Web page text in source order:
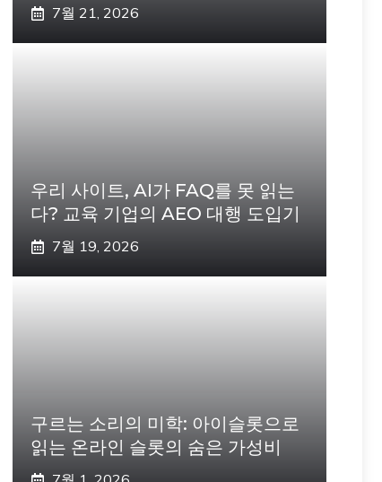
7월 21, 2026
우리 사이트, AI가 FAQ를 못 읽는
다? 교육 기업의 AEO 대행 도입기
7월 19, 2026
구르는 소리의 미학: 아이슬롯으로
읽는 온라인 슬롯의 숨은 가성비